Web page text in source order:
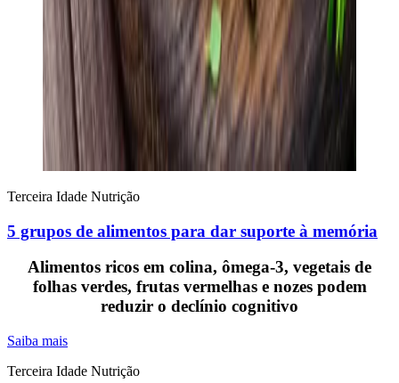
Terceira Idade Nutrição
5 grupos de alimentos para dar suporte à memória
Alimentos ricos em colina, ômega-3, vegetais de
folhas verdes, frutas vermelhas e nozes podem
reduzir o declínio cognitivo
Saiba mais
Terceira Idade Nutrição